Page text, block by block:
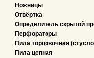
Ножницы
Отвёртка
Определитель скрытой
Перфораторы
Пила торцовочная
Пила цепная